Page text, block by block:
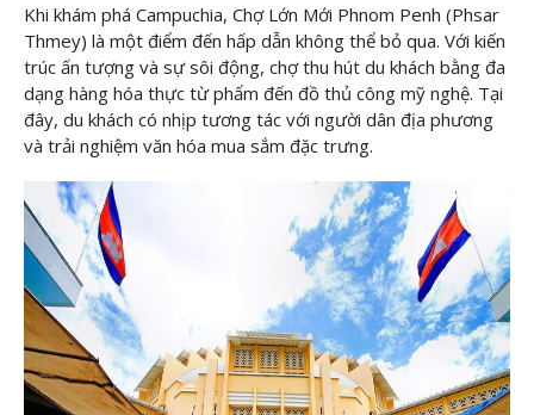
Khi khám phá Campuchia, Chợ Lớn Mới Phnom Penh (Phsar
Thmey) là một điểm đến hấp dẫn không thể bỏ qua. Với kiến
trúc ấn tượng và sự sôi động, chợ thu hút du khách bằng đa
dạng hàng hóa thực từ phẩm đến đồ thủ công mỹ nghệ. Tại
đây, du khách có nhịp tương tác với người dân địa phương
và trải nghiệm văn hóa mua sắm đặc trưng.